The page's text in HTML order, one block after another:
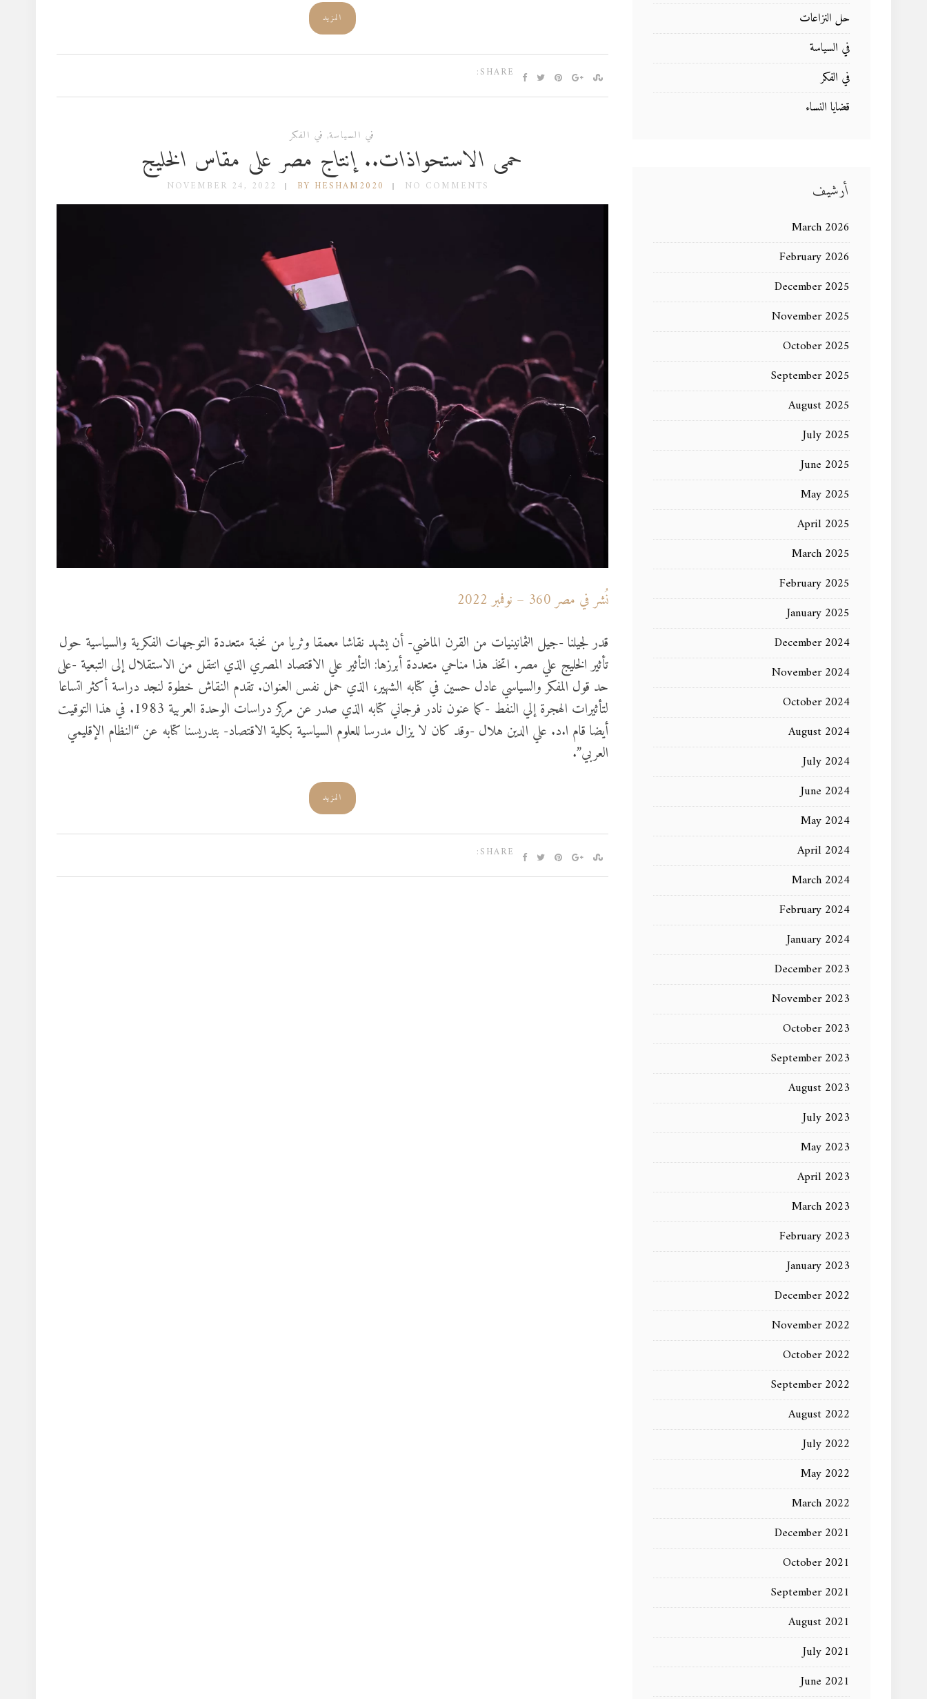
المزيد
SHARE:
في السياسة, في الفكر
حمى الاستحواذات.. إنتاج مصر على مقاس الخليج
NOVEMBER 24, 2022 BY HESHAM2020 NO COMMENTS
نُشر في مصر 360 – نوفمبر 2022
قدر لجيلنا -جيل الثمانينيات من القرن الماضي- أن يشهد نقاشا معمقا وثريا من نخبة متعددة التوجهات الفكرية والسياسية حول
تأثير الخليج علي مصر. اتخذ هذا مناحي متعددة أبرزها: التأثير علي الاقتصاد المصري الذي انتقل من الاستقلال إلى التبعية -على
حد قول المفكر والسياسي عادل حسين في كتابه الشهير، الذي حمل نفس العنوان. تقدم النقاش خطوة لنجد دراسة أكثر اتساعا
لتأثيرات الهجرة إلي النفط -كما عنون نادر فرجاني كتابه الذي صدر عن مركز دراسات الوحدة العربية 1983. في هذا التوقيت
أيضا قام ا.د. علي الدين هلال -وقد كان لا يزال مدرسا للعلوم السياسية بكلية الاقتصاد- بتدريسنا كتابه عن “النظام الإقليمي
العربي”.
المزيد
SHARE:
حل النزاعات
في السياسة
في الفكر
قضايا النساء
أرشيف
March 2026
February 2026
December 2025
November 2025
October 2025
September 2025
August 2025
July 2025
June 2025
May 2025
April 2025
March 2025
February 2025
January 2025
December 2024
November 2024
October 2024
August 2024
July 2024
June 2024
May 2024
April 2024
March 2024
February 2024
January 2024
December 2023
November 2023
October 2023
September 2023
August 2023
July 2023
May 2023
April 2023
March 2023
February 2023
January 2023
December 2022
November 2022
October 2022
September 2022
August 2022
July 2022
May 2022
March 2022
December 2021
October 2021
September 2021
August 2021
July 2021
June 2021